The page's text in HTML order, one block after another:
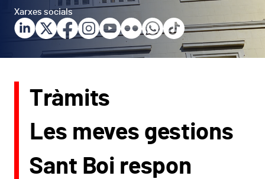
Xarxes socials
Tràmits
Les meves gestions
Sant Boi respon